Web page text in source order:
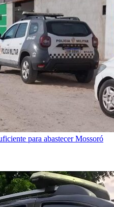
para abastecer Mossoró